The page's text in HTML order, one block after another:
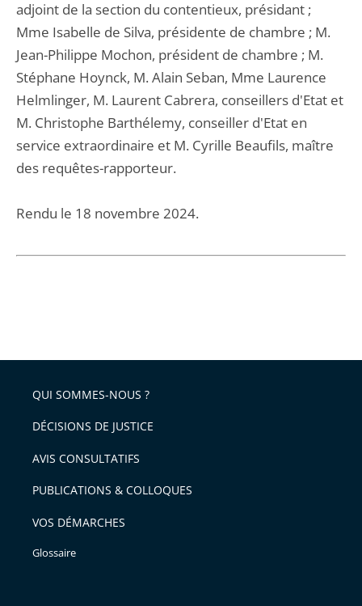
adjoint de la section du contentieux, présidant ;
Mme Isabelle de Silva, présidente de chambre ; M.
Jean-Philippe Mochon, président de chambre ; M.
Stéphane Hoynck, M. Alain Seban, Mme Laurence
Helmlinger, M. Laurent Cabrera, conseillers d'Etat et
M. Christophe Barthélemy, conseiller d'Etat en
service extraordinaire et M. Cyrille Beaufils, maître
des requêtes-rapporteur.
Rendu le 18 novembre 2024.
QUI SOMMES-NOUS ?
DÉCISIONS DE JUSTICE
AVIS CONSULTATIFS
PUBLICATIONS & COLLOQUES
VOS DÉMARCHES
Glossaire